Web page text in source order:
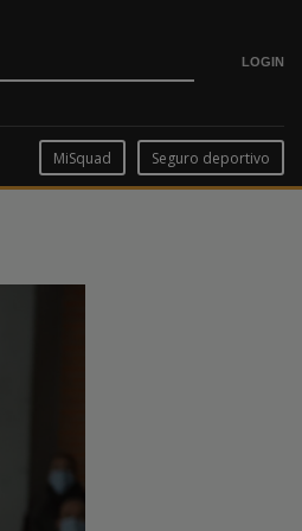
LOGIN
MiSquad Seguro deportivo